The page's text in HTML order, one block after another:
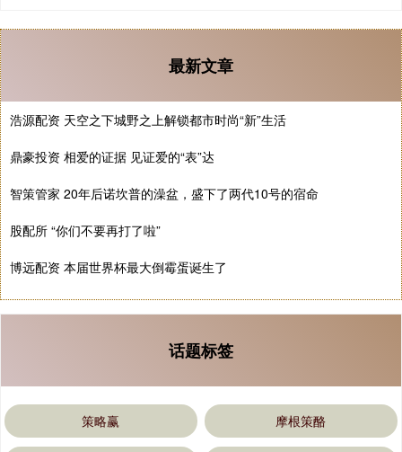
最新文章
浩源配资 天空之下城野之上解锁都市时尚“新”生活
鼎豪投资 相爱的证据 见证爱的“表”达
智策管家 20年后诺坎普的澡盆，盛下了两代10号的宿命
股配所 “你们不要再打了啦”
博远配资 本届世界杯最大倒霉蛋诞生了
话题标签
策略赢 摩根策酪